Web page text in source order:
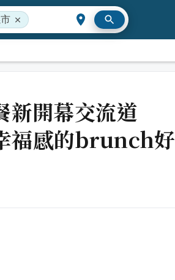
新開幕交流道
福感的brunch好